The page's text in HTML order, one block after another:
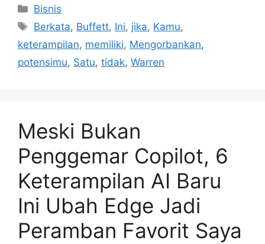
Kategori
Bisnis
Tag
Berkata, Buffett, Ini, jika, Kamu,
keterampilan, memiliki, Mengorbankan,
potensimu, Satu, tidak, Warren
Meski Bukan
Penggemar Copilot, 6
Keterampilan AI Baru
Ini Ubah Edge Jadi
Peramban Favorit Saya